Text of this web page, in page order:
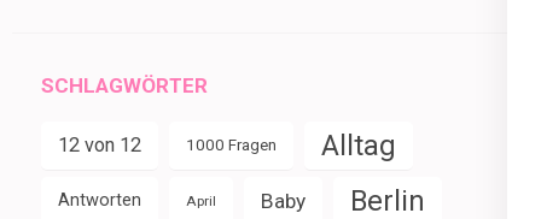
SCHLAGWÖRTER
12 von 12 1000 Fragen Alltag
Antworten April Baby Berlin